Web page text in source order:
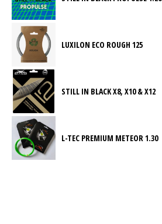
LUXILON ECO ROUGH 125
STILL IN BLACK X8, X10 & X12
L-TEC PREMIUM METEOR 1.30